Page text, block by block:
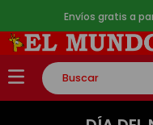
Envíos gratis a
Buscar
TÉRMINOS MÁS